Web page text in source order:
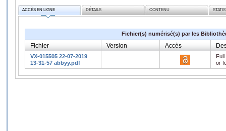
ACCÈS EN LIGNE DÉTAILS CONTENU
Fichier(s) numérisé(s) par les
Fichier Version Accès
VX-015505 22-07-2019
13-31-57 abbyy.pdf
or